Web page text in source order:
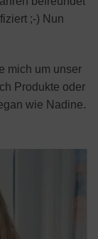
;-) Nun
mich um unser
Produkte oder
wie Nadine.